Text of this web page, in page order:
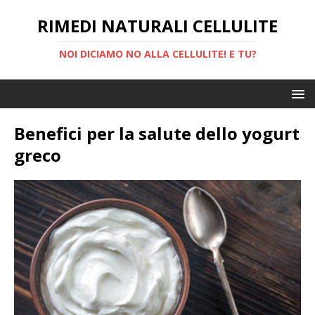
RIMEDI NATURALI CELLULITE
NOI DICIAMO NO ALLA CELLULITE! E TU?
Benefici per la salute dello yogurt
greco